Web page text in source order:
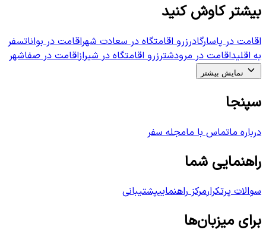
بیشتر کاوش کنید
اقامت در پاسارگادرزرو اقامتگاه در سعادت شهراقامت در بواناتسفر
به اقلیداقامت در مرودشترزرو اقامتگاه در شیرازاقامت در صفاشهر
نمایش بیشتر
سپنجا
درباره ماتماس با مامجله سفر
راهنمایی شما
سوالات پرتکرارمرکز راهنماییپشتیبانی
برای میزبان‌ها